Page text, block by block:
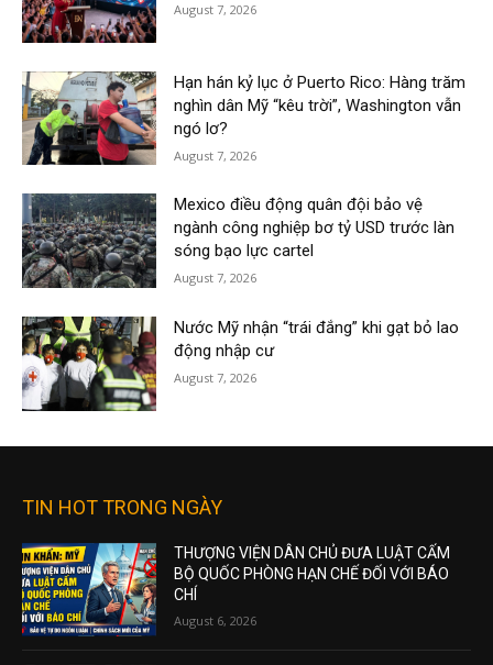
August 7, 2026
Hạn hán kỷ lục ở Puerto Rico: Hàng trăm
nghìn dân Mỹ “kêu trời”, Washington vẫn
ngó lơ?
August 7, 2026
Mexico điều động quân đội bảo vệ
ngành công nghiệp bơ tỷ USD trước làn
sóng bạo lực cartel
August 7, 2026
Nước Mỹ nhận “trái đắng” khi gạt bỏ lao
động nhập cư
August 7, 2026
TIN HOT TRONG NGÀY
THƯỢNG VIỆN DÂN CHỦ ĐƯA LUẬT CẤM
BỘ QUỐC PHÒNG HẠN CHẾ ĐỐI VỚI BÁO
CHÍ
August 6, 2026